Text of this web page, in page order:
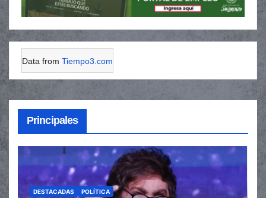
Data from Tiempo3.com
Principales
DESTACADAS POLÍTICA